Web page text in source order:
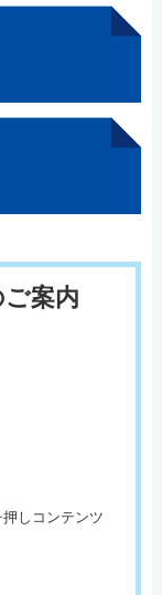
案内
しコンテンツ